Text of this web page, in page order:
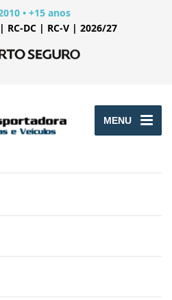
• +15 anos
RC-DC | RC-V | 2026/27
MENU